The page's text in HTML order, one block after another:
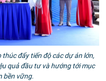
đẩy tiến độ các dự án lớn,
quả đầu tư và hướng tới mục
bền vững.